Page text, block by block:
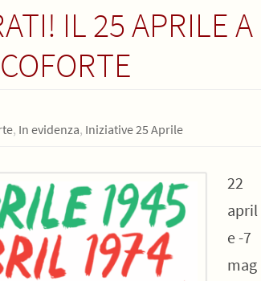
IL 25 APRILE A
, In evidenza, Iniziative 25 Aprile
22
april
e -7
mag